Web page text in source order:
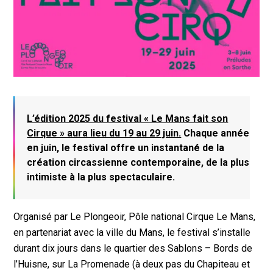
L’édition 2025 du festival « Le Mans fait son
Cirque » aura lieu du 19 au 29 juin. Chaque année
en juin, le festival offre un instantané de la
création circassienne contemporaine, de la plus
intimiste à la plus spectaculaire.
Organisé par Le Plongeoir, Pôle national Cirque Le Mans,
en partenariat avec la ville du Mans, le festival s’installe
durant dix jours dans le quartier des Sablons – Bords de
l’Huisne, sur La Promenade (à deux pas du Chapiteau et